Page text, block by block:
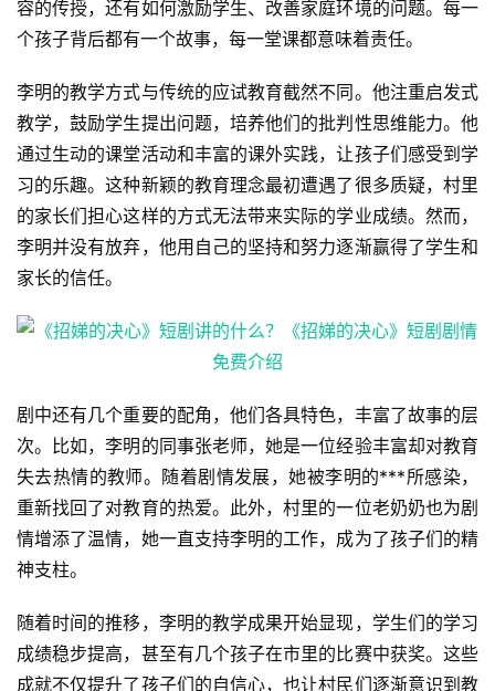
首
页
墨
语
容的传授，还有如何激励学生、改善家庭环境的问题。每一
个孩子背后都有一个故事，每一堂课都意味着责任。
李明的教学方式与传统的应试教育截然不同。他注重启发式
教学，鼓励学生提出问题，培养他们的批判性思维能力。他
通过生动的课堂活动和丰富的课外实践，让孩子们感受到学
习的乐趣。这种新颖的教育理念最初遭遇了很多质疑，村里
的家长们担心这样的方式无法带来实际的学业成绩。然而，
李明并没有放弃，他用自己的坚持和努力逐渐赢得了学生和
家长的信任。
剧中还有几个重要的配角，他们各具特色，丰富了故事的层
次。比如，李明的同事张老师，她是一位经验丰富却对教育
失去热情的教师。随着剧情发展，她被李明的***所感染，
重新找回了对教育的热爱。此外，村里的一位老奶奶也为剧
情增添了温情，她一直支持李明的工作，成为了孩子们的精
神支柱。
随着时间的推移，李明的教学成果开始显现，学生们的学习
成绩稳步提高，甚至有几个孩子在市里的比赛中获奖。这些
成就不仅提升了孩子们的自信心，也让村民们逐渐意识到教